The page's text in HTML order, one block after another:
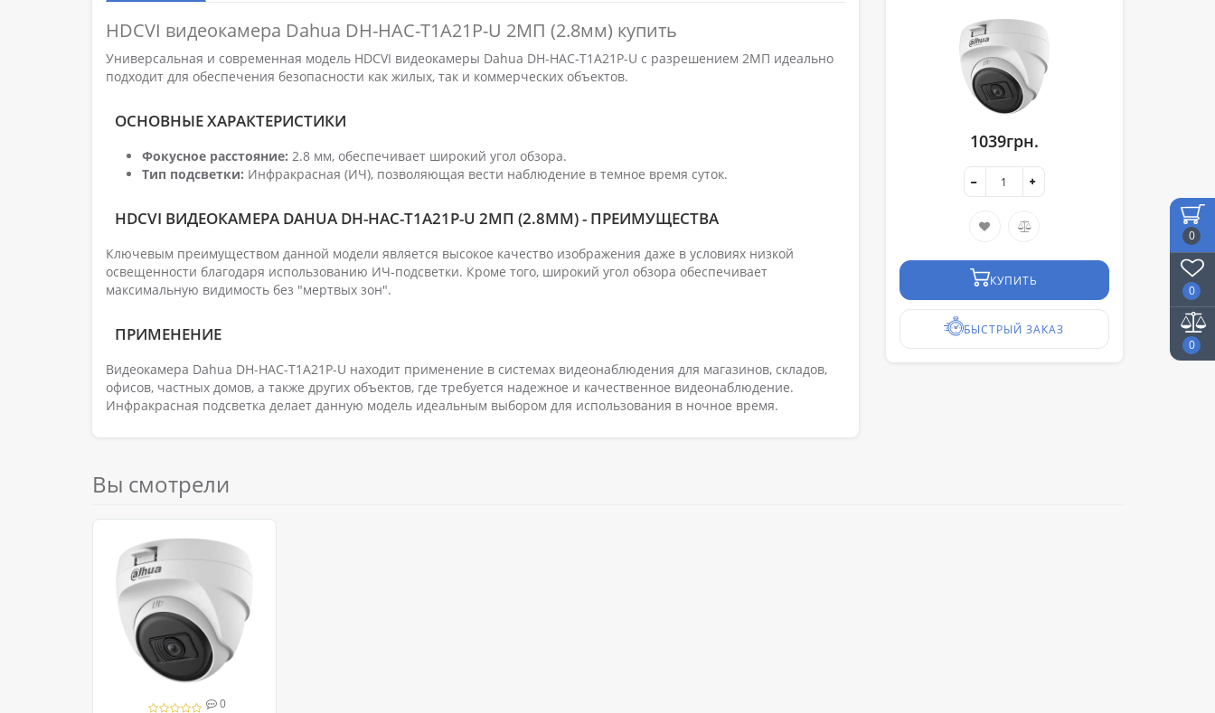
0
0
0
HDCVI видеокамера Dahua DH-HAC-T1A21P-U 2МП (2.8мм) купить
Универсальная и современная модель HDCVI видеокамеры Dahua DH-HAC-T1A21P-U с разрешением 2МП идеально
подходит для обеспечения безопасности как жилых, так и коммерческих объектов.
ОСНОВНЫЕ ХАРАКТЕРИСТИКИ
Фокусное расстояние: 2.8 мм, обеспечивает широкий угол обзора.
Тип подсветки: Инфракрасная (ИЧ), позволяющая вести наблюдение в темное время суток.
HDCVI ВИДЕОКАМЕРА DAHUA DH-HAC-T1A21P-U 2МП (2.8ММ) - ПРЕИМУЩЕСТВА
Ключевым преимуществом данной модели является высокое качество изображения даже в условиях низкой
освещенности благодаря использованию ИЧ-подсветки. Кроме того, широкий угол обзора обеспечивает
максимальную видимость без "мертвых зон".
ПРИМЕНЕНИЕ
Видеокамера Dahua DH-HAC-T1A21P-U находит применение в системах видеонаблюдения для магазинов, складов,
офисов, частных домов, а также других объектов, где требуется надежное и качественное видеонаблюдение.
Инфракрасная подсветка делает данную модель идеальным выбором для использования в ночное время.
1039грн.
КУПИТЬ
БЫСТРЫЙ ЗАКАЗ
Вы смотрели
0